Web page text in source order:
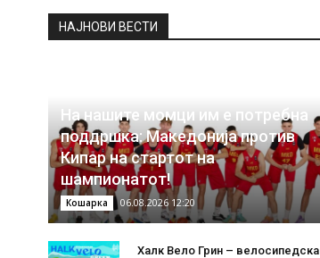
НAЈНОВИ ВЕСТИ
На нашите момци им е потребна
поддршка: Македонија против
Кипар на стартот на
шампионатот!
Кошарка 06.08.2026 12:20
Халк Вело Грин – велосипедска